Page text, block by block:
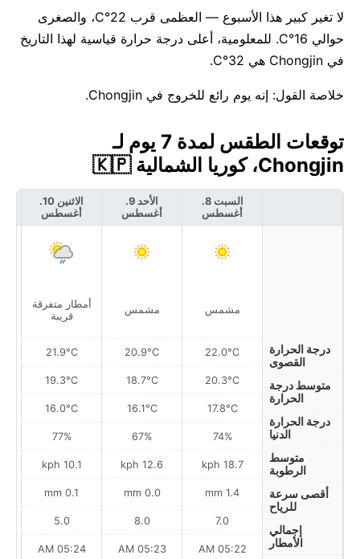
لا تغير كبير هذا الأسبوع — العظمى قرب 22°C، والصغرى
حوالي 16°C. للمعلومية، أعلى درجة حرارة قياسية لهذا التاريخ
في Chongjin هي 32°C.
خلاصة القول: إنه يوم رائع للخروج في Chongjin.
توقعات الطقس لمدة 7 يوم لـ
Chongjin، كوريا الشمالية 🇰🇵
درجة الحرارة
القصوى
متوسط درجة
الحرارة
درجة الحرارة
الدنيا
متوسط
الرطوبة
أقصى سرعة
للرياح
إجمالي
الأمطار
السبت 8.
أغسطس
مشمس
22.0°C
20.3°C
17.8°C
74%
18.7 kph
1.4 mm
7.0
05:22 AM
الأحد 9.
أغسطس
مشمس
20.9°C
18.7°C
16.1°C
67%
12.6 kph
0.0 mm
8.0
05:23 AM
الاثنين 10.
أغسطس
أمطار متفرقة
قريبة
21.9°C
19.3°C
16.0°C
77%
10.1 kph
0.1 mm
5.0
05:24 AM